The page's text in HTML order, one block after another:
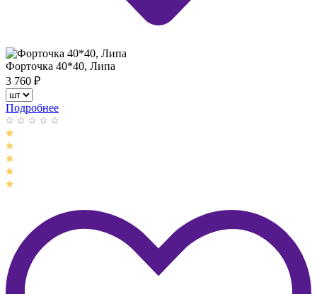
Форточка 40*40, Липа
3 760 ₽
Подробнее